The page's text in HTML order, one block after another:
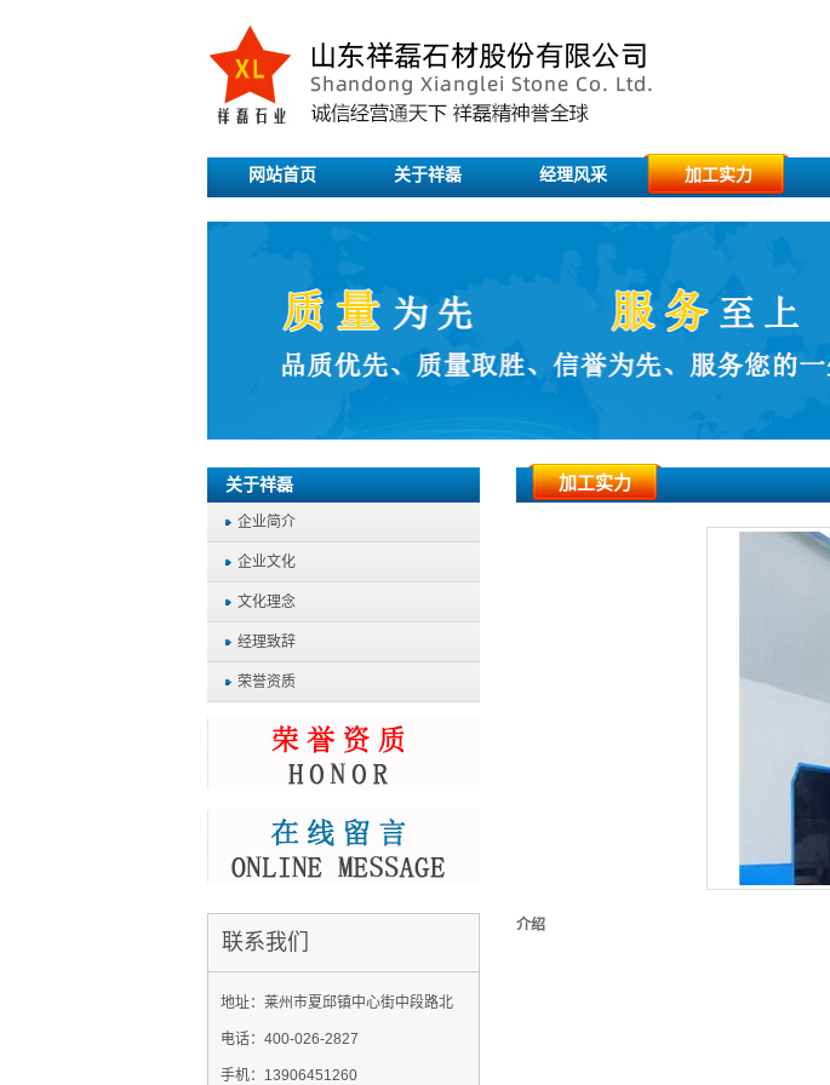
网站首页 关于祥磊 经理风采 加工实力
关于祥磊
企业简介
企业文化
文化理念
经理致辞
荣誉资质
联系我们
地址：莱州市夏邱镇中心街中段路北
电话：400-026-2827
手机：13906451260
加工实力
介绍